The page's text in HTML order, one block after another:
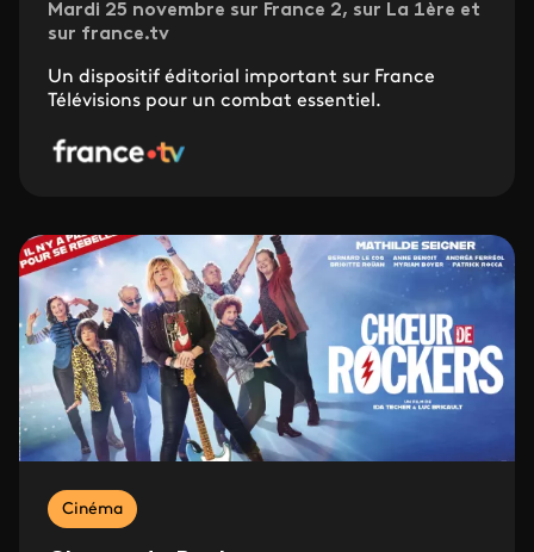
Mardi 25 novembre sur France 2, sur La 1ère et
sur france.tv
Un dispositif éditorial important sur France
Télévisions pour un combat essentiel.
Cinéma